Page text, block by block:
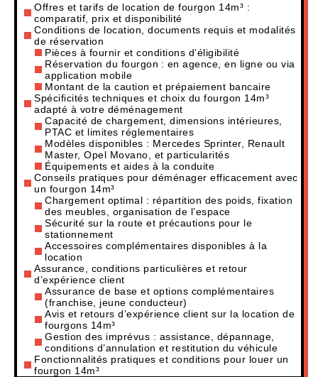
Offres et tarifs de location de fourgon 14m³ :
comparatif, prix et disponibilité
Conditions de location, documents requis et modalités
de réservation
Pièces à fournir et conditions d’éligibilité
Réservation du fourgon : en agence, en ligne ou via
application mobile
Montant de la caution et prépaiement bancaire
Spécificités techniques et choix du fourgon 14m³
adapté à votre déménagement
Capacité de chargement, dimensions intérieures,
PTAC et limites réglementaires
Modèles disponibles : Mercedes Sprinter, Renault
Master, Opel Movano, et particularités
Équipements et aides à la conduite
Conseils pratiques pour déménager efficacement avec
un fourgon 14m³
Chargement optimal : répartition des poids, fixation
des meubles, organisation de l’espace
Sécurité sur la route et précautions pour le
stationnement
Accessoires complémentaires disponibles à la
location
Assurance, conditions particulières et retour
d’expérience client
Assurance de base et options complémentaires
(franchise, jeune conducteur)
Avis et retours d’expérience client sur la location de
fourgons 14m³
Gestion des imprévus : assistance, dépannage,
conditions d’annulation et restitution du véhicule
Fonctionnalités pratiques et conditions pour louer un
fourgon 14m³